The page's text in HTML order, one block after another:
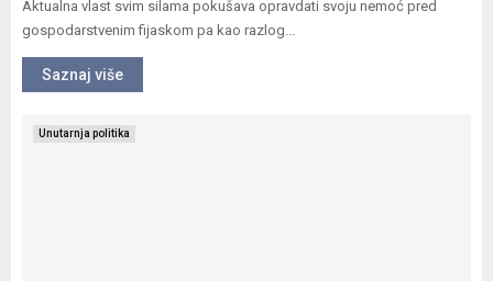
Aktualna vlast svim silama pokušava opravdati svoju nemoć pred
gospodarstvenim fijaskom pa kao razlog...
Saznaj više
Unutarnja politika